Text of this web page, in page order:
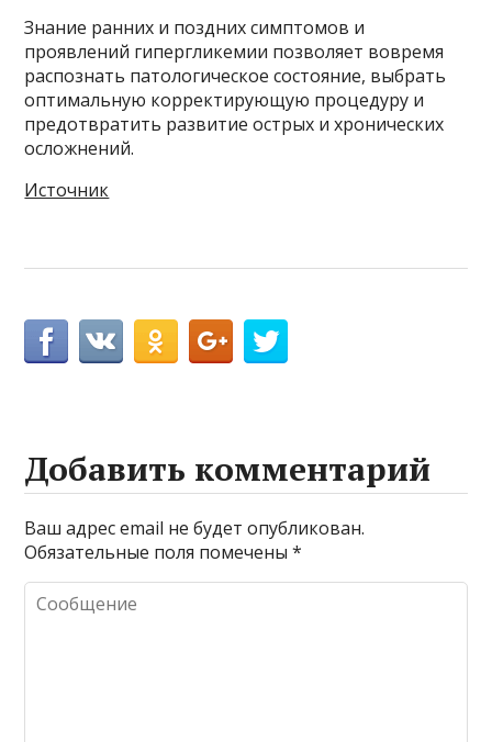
Знание ранних и поздних симптомов и
проявлений гипергликемии позволяет вовремя
распознать патологическое состояние, выбрать
оптимальную корректирующую процедуру и
предотвратить развитие острых и хронических
осложнений.
Источник
Добавить комментарий
Ваш адрес email не будет опубликован.
Обязательные поля помечены*